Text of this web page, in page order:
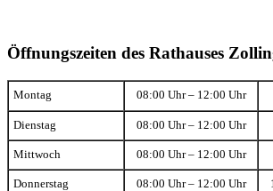
Öffnungszeiten des Rathauses
Montag 08:00 Uhr – 12:00 Uhr
Dienstag 08:00 Uhr – 12:00 Uhr
Mittwoch 08:00 Uhr – 12:00 Uhr
Donnerstag 08:00 Uhr – 12:00 Uhr